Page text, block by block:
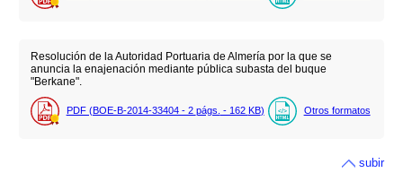
Resolución de la Autoridad Portuaria de Almería por la que se
anuncia la enajenación mediante pública subasta del buque
"Berkane".
PDF (BOE-B-2014-33404 - 2 págs. - 162 KB) Otros formatos
subir